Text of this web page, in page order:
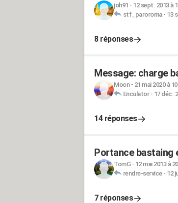
joh91 - 12 sept. 2013 à
stf_paroroma- 13
8 réponses
Message: charge
Moon- 21 mai 2020 à
Enculator- 17 déc.
14 réponses
Portance bastaing
TomG- 12 mai 2013 à
rendre-service- 12
7 réponses